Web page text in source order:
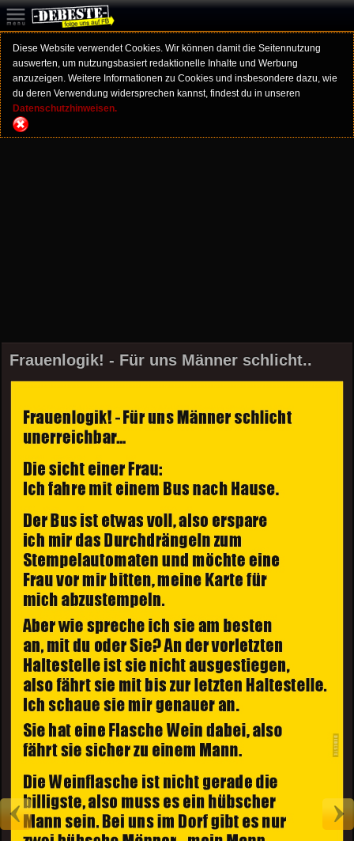
Diese Website verwendet Cookies. Wir können damit die Seitennutzung
auswerten, um nutzungsbasiert redaktionelle Inhalte und Werbung
anzuzeigen. Weitere Informationen zu Cookies und insbesondere dazu, wie
du deren Verwendung widersprechen kannst, findest du in unseren
Datenschutzhinweisen.
Frauenlogik! - Für uns Männer schlicht..